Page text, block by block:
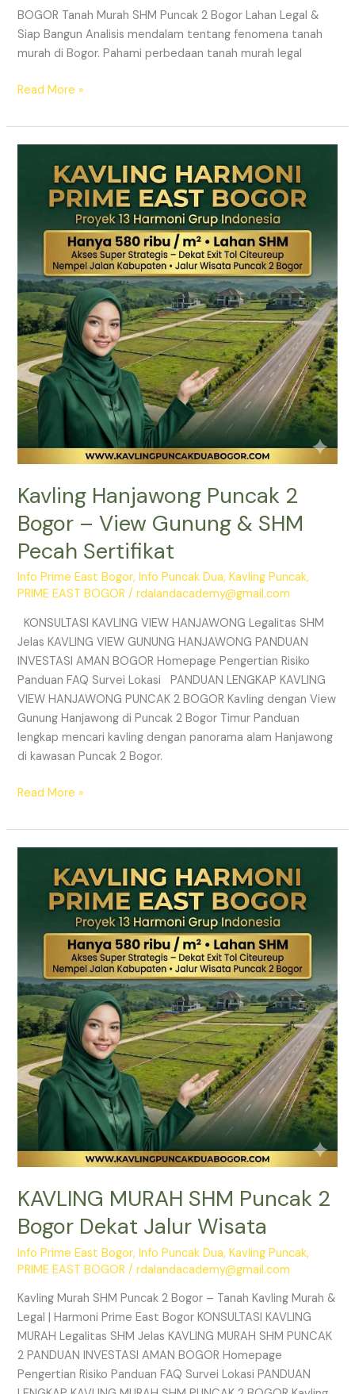
BOGOR Tanah Murah SHM Puncak 2 Bogor Lahan Legal &
Siap Bangun Analisis mendalam tentang fenomena tanah
murah di Bogor. Pahami perbedaan tanah murah legal
Read More »
Kavling Hanjawong Puncak 2
Bogor – View Gunung & SHM
Pecah Sertifikat
Info Prime East Bogor,Info Puncak Dua,Kavling Puncak,
PRIME EAST BOGOR /rdalandacademy@gmail.com
KONSULTASI KAVLING VIEW HANJAWONG Legalitas SHM
Jelas KAVLING VIEW GUNUNG HANJAWONG PANDUAN
INVESTASI AMAN BOGOR Homepage Pengertian Risiko
Panduan FAQ Survei Lokasi PANDUAN LENGKAP KAVLING
VIEW HANJAWONG PUNCAK 2 BOGOR Kavling dengan View
Gunung Hanjawong di Puncak 2 Bogor Timur Panduan
lengkap mencari kavling dengan panorama alam Hanjawong
di kawasan Puncak 2 Bogor.
Hanjawong
Puncak
Bogor
Gunung
&
SHM
Pecah
Sertifikat
Read More »
KAVLING MURAH SHM Puncak 2
Bogor Dekat Jalur Wisata
Info Prime East Bogor,Info Puncak Dua,Kavling Puncak,
PRIME EAST BOGOR /rdalandacademy@gmail.com
Kavling Murah SHM Puncak 2 Bogor – Tanah Kavling Murah &
Legal | Harmoni Prime East Bogor KONSULTASI KAVLING
MURAH Legalitas SHM Jelas KAVLING MURAH SHM PUNCAK
2 PANDUAN INVESTASI AMAN BOGOR Homepage
Pengertian Risiko Panduan FAQ Survei Lokasi PANDUAN
Puncak
Jalur
Wisata